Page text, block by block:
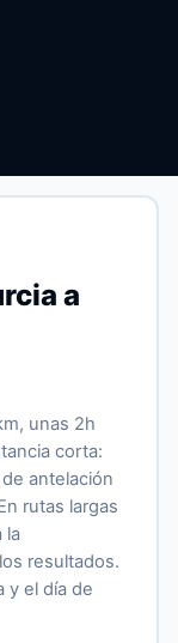
a
unas 2h
corta:
antelación
rutas largas
la
resultados.
y el día de